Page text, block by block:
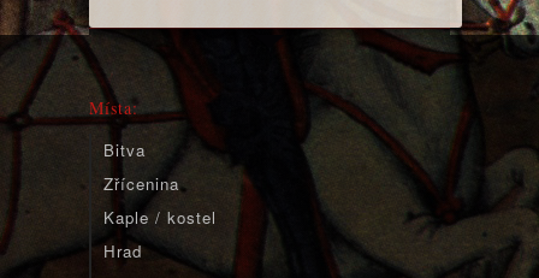
Místa:
Bitva
Zřícenina
Kaple / kostel
Hrad